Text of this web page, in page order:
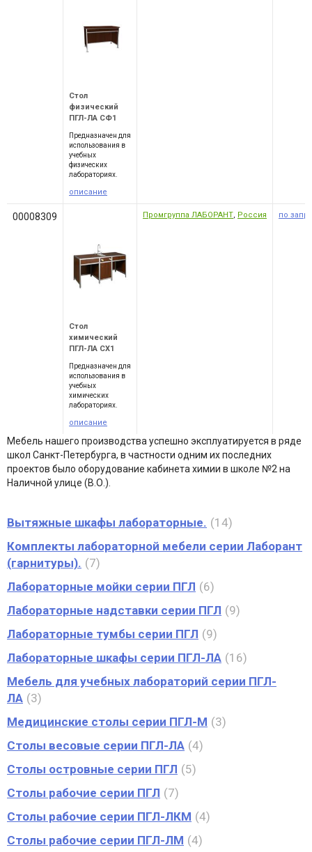
Стол
физический
ПГЛ-ЛА СФ1
Предназначен для
использования в
учебных
физических
лабораториях.
описание
00008309
Стол
химический
ПГЛ-ЛА СХ1
Предназначен для
использования в
учебных
химических
лабораториях.
описание
Промгруппа ЛАБОРАНТ, Россия по
Мебель нашего производства успешно эксплуатируется в ряде
школ Санкт-Петербурга, в частности одним их последних
проектов было оборудование кабинета химии в школе №2 на
Наличной улице (В.О.).
Вытяжные шкафы лабораторные.
14
Комплекты лабораторной мебели серии Лаборант
(гарнитуры).
7
Лабораторные мойки серии ПГЛ
6
Лабораторные надставки серии ПГЛ
9
Лабораторные тумбы серии ПГЛ
9
Лабораторные шкафы серии ПГЛ-ЛА 16
Мебель для учебных лабораторий серии ПГЛ-
ЛА 3
Медицинские столы серии ПГЛ-М
3
Столы весовые серии ПГЛ-ЛА 4
Столы островные серии ПГЛ
5
Столы рабочие серии ПГЛ
7
Столы рабочие серии ПГЛ-ЛКМ 4
Столы рабочие серии ПГЛ-ЛМ 4